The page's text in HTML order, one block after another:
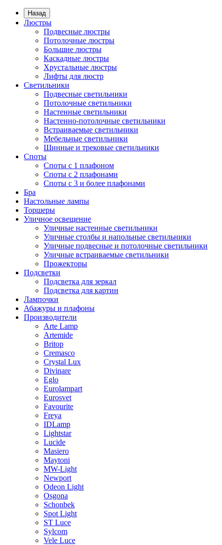
Назад
Люстры
Подвесные люстры
Потолочные люстры
Большие люстры
Каскадные люстры
Хрустальные люстры
Лифты для люстр
Светильники
Подвесные светильники
Потолочные светильники
Настенные светильники
Настенно-потолочные светильники
Встраиваемые светильники
Мебельные светильники
Шинные и трековые светильники
Споты
Споты с 1 плафоном
Споты с 2 плафонами
Споты с 3 и более плафонами
Бра
Настольные лампы
Торшеры
Уличное освещение
Уличные настенные светильники
Уличные столбы и напольные светильники
Уличные подвесные и потолочные светильники
Уличные встраиваемые светильники
Прожекторы
Подсветки
Подсветка для зеркал
Подсветка для картин
Лампочки
Абажуры и плафоны
Производители
Arte Lamp
Artemide
Britop
Cremasco
Crystal Lux
Divinare
Eglo
Eurolampart
Eurosvet
Favourite
Freya
IDLamp
Lightstar
Lucide
Masiero
Maytoni
MW-Light
Newport
Odeon Light
Osgona
Schonbek
Spot Light
ST Luce
Sylcom
Vele Luce